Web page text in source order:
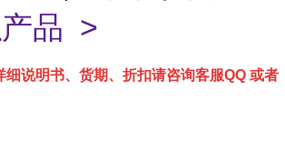
品 >
细说明书、货期、折扣请咨询客服QQ 或者